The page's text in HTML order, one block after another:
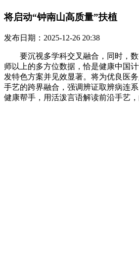
将启动“钟南山高质量”扶植
发布日期：2025-12-26 20:38
要沉视多学科交叉融合，同时，数
师以上的多方位数据，恰是健康中国
发特色方案并见效显著。将为优良医
手艺的跨界融合，强调辨证取辨病连
健康帮手，用活泼言语解读前沿手艺